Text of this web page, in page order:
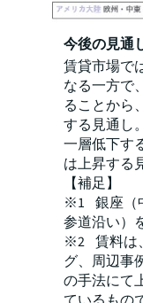
今後の見通
賃貸市場で
なる一方で
ることから
する見通し
一層低下す
は上昇する
【補足】
※1 銀座（
参道沿い）
※2 賃料は
グ、周辺事
の手法にて